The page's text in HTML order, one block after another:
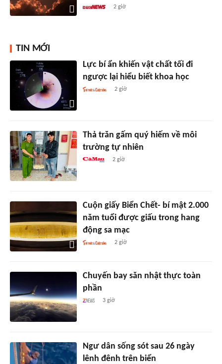
2 giờ
TIN MỚI
Lực bí ẩn khiến vật chất tối đi
ngược lại hiểu biết khoa học
2 giờ
Thả trăn gấm quý hiếm về môi
trường tự nhiên
2 giờ
Cuộn giấy Biển Chết- bí mật 2.000
năm tuổi được giấu trong hang
động sa mạc
2 giờ
Chuyến bay săn nhật thực toàn
phần
3 giờ
Ngư dân sống sót sau 26 ngày
lênh đênh trên biển